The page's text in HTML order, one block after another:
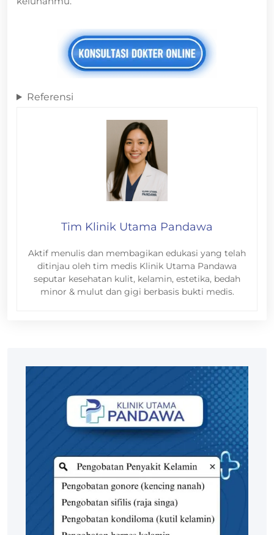
Referensi
Tim Klinik Utama Pandawa
Aktif menulis dan membagikan edukasi yang telah
ditinjau oleh tim medis Klinik Utama Pandawa
seputar kesehatan kulit, kelamin, estetika, bedah
minor & mulut dan gigi berbasis bukti medis.